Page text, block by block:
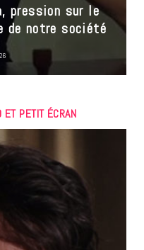
pression sur le
de notre société
ET PETIT ÉCRAN